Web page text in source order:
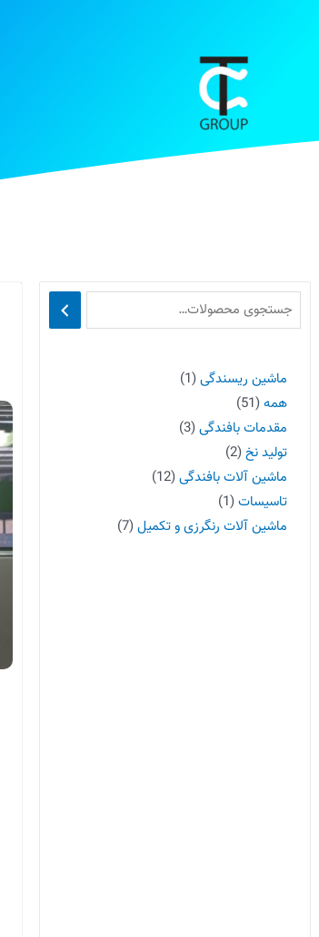
ماشین ریسندگی 1
همه 51
مقدمات بافندگی 3
تولید نخ 2
ماشین آلات بافندگی 12
تاسیسات 1
ماشین آلات رنگرزی و تکمیل 7